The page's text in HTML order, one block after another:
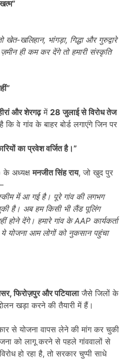
खेत-खलिहान, भांगड़ा, गिद्धा और गुरुद्वारे
ही कम कर देंगे तो हमारी संस्कृति
और शेरगढ़में 28जुलाई से विरोध तेज
कि वे गांव के बाहर बोर्ड लगाएंगे जिन पर
का प्रवेश वर्जित है।”
के अध्यक्षमनजीत सिंह राय, जो खुद पुर
में आ गई है। पूरे गांव की लगभग
है। अब हम किसी भी लैंड पूलिंग
होने देंगे। हमारे गांव केAAP कार्यकर्ता
ये योजना आम लोगों को नुकसान पहुंचा
,फिरोज़पुर और पटियालाजैसे जिलों के
खड़ा करने की तैयारी में हैं।
से योजना वापस लेने की मांग कर चुकी
को लागू करने से पहले गांववालों से
हो रहा है, तो सरकार चुप्पी साधे